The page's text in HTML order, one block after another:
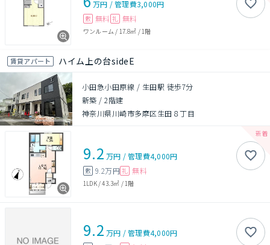
万円 /管理費3,000円
敷 無料 礼 無料
ワンルーム / 17.8㎡ / 1階
賃貸アパート ハイム上の台sideE
小田急小田原線 / 生田駅 徒歩7分
新築 /2階建
神奈川県川崎市多摩区生田８丁目
9.2 万円 /管理費4,000円
敷 9.2万円 礼 無料
1LDK/43.3㎡ / 1階
9.2 万円 /管理費4,000円